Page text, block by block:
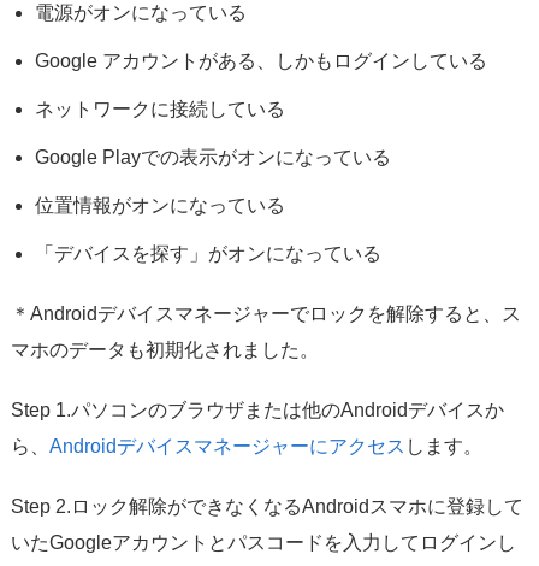
電源がオンになっている
Google アカウントがある、しかもログインしている
ネットワークに接続している
Google Playでの表示がオンになっている
位置情報がオンになっている
「デバイスを探す」がオンになっている
＊Androidデバイスマネージャーでロックを解除すると、ス
マホのデータも初期化されました。
Step 1.パソコンのブラウザまたは他のAndroidデバイスか
ら、 Androidデバイスマネージャーにアクセス します。
Step 2.ロック解除ができなくなるAndroidスマホに登録して
いたGoogleアカウントとパスコードを入力してログインし